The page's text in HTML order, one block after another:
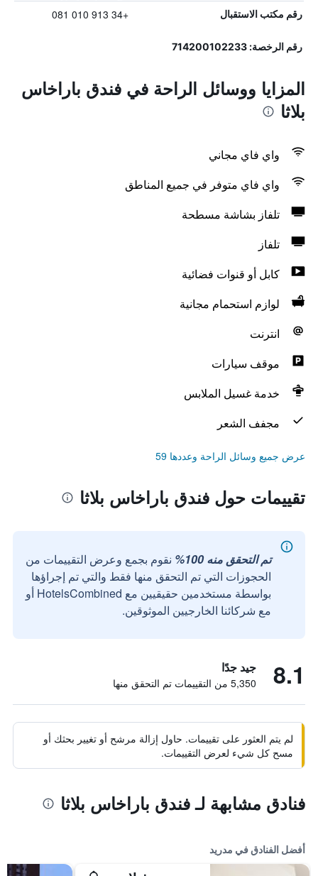
رقم مكتب الاستقبال +34 913 010 081
رقم الرخصة: 714200102233
المزايا ووسائل الراحة في فندق باراخاس
بلاثا
واي فاي مجاني
واي فاي متوفر في جميع المناطق
تلفاز بشاشة مسطحة
تلفاز
كابل أو قنوات فضائية
لوازم استحمام مجانية
انترنت
موقف سيارات
خدمة غسيل الملابس
مجفف الشعر
عرض جميع وسائل الراحة وعددها 59
تقييمات حول فندق باراخاس بلاثا
تم التحقق منه 100%
نقوم بجمع وعرض التقييمات من
الحجوزات التي تم التحقق منها فقط والتي تم إجراؤها
بواسطة مستخدمين حقيقيين مع HotelsCombined أو
مع شركائنا الخارجيين الموثوقين.
8.1 جيد جدًا
5,350 من التقييمات تم التحقق منها
لم يتم العثور على تقييمات. حاول إزالة مرشح أو تغيير بحثك أو
مسح كل شيء لعرض التقييمات.
فنادق مشابهة لـ فندق باراخاس بلاثا
أفضل الفنادق في مدريد